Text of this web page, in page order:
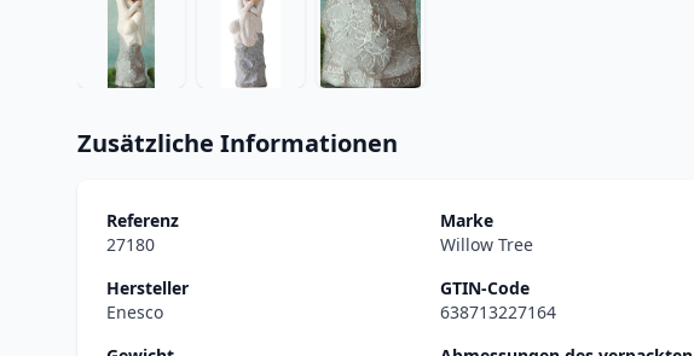
Zusätzliche Informationen
Referenz
27180
Marke
Willow Tree
Hersteller
Enesco
GTIN-Code
638713227164